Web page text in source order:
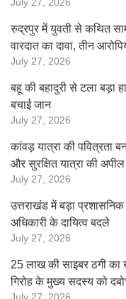
July 27, 2026
रुद्रपुर में युवती से कथित
वारदात का दावा, तीन
July 27, 2026
बहू की बहादुरी से टला बड़ा
बचाई जान
July 27, 2026
कांवड़ यात्रा की पवित्रता
और सुरक्षित यात्रा की अपील
July 27, 2026
उत्तराखंड में बड़ा
अधिकारी के दायित्व बदले
July 27, 2026
25 लाख की साइबर ठगी का
गिरोह के मुख्य सदस्य को